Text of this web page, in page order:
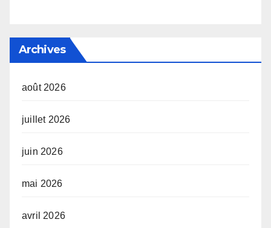
Archives
août 2026
juillet 2026
juin 2026
mai 2026
avril 2026